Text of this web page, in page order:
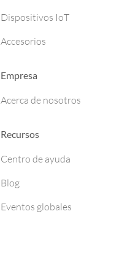
Dispositivos IoT
Accesorios
Empresa
Acerca de nosotros
Recursos
Centro de ayuda
Blog
Eventos globales